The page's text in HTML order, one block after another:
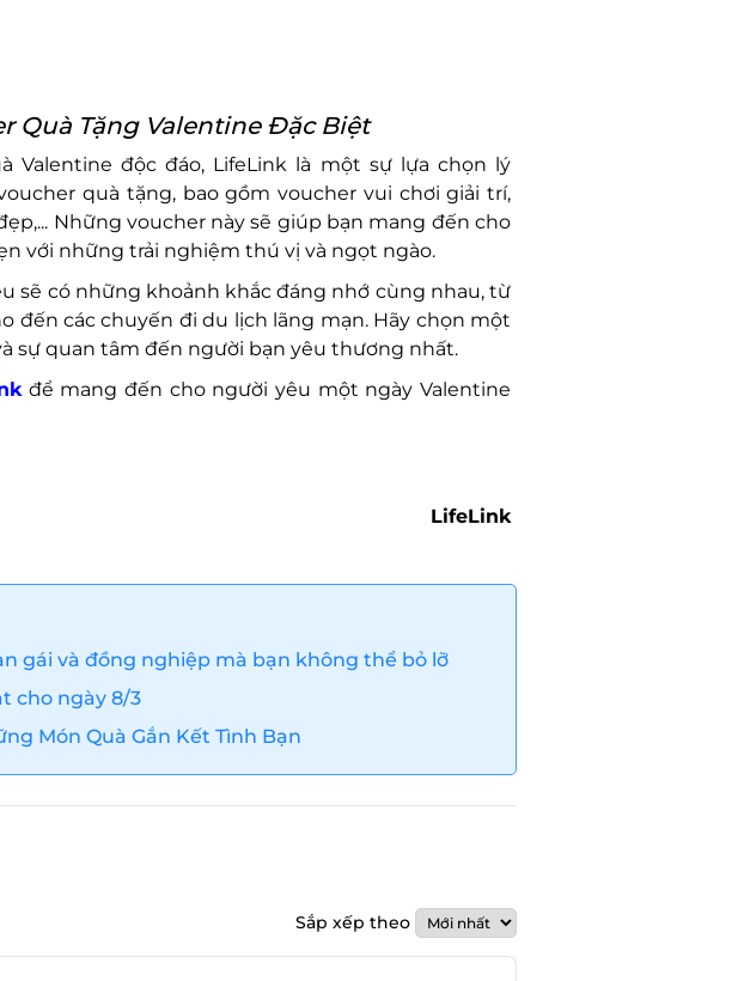
Quà Tặng Valentine Đặc Biệt
độc đáo, LifeLink là một sự lựa chọn lý
quà tặng, bao gồm voucher vui chơi giải trí,
Những voucher này sẽ giúp bạn mang đến cho
với những trải nghiệm thú vị và ngọt ngào.
sẽ có những khoảnh khắc đáng nhớ cùng nhau, từ
đến các chuyến đi du lịch lãng mạn. Hãy chọn một
sự quan tâm đến người bạn yêu thương nhất.
để mang đến cho người yêu một ngày Valentine
LifeLink
gái và đồng nghiệp mà bạn không thể bỏ lỡ
cho ngày 8/3
Món Quà Gắn Kết Tình Bạn
Sắp xếp theo